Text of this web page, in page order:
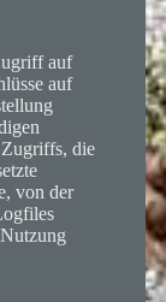
auf
auf
die
von der